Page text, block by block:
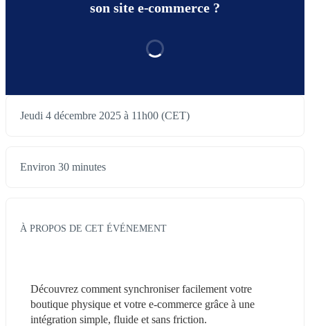
son site e-commerce ?
Jeudi 4 décembre 2025 à 11h00 (CET)
Environ 30 minutes
À PROPOS DE CET ÉVÉNEMENT
Découvrez comment synchroniser facilement votre
boutique physique et votre e-commerce grâce à une
intégration simple, fluide et sans friction.